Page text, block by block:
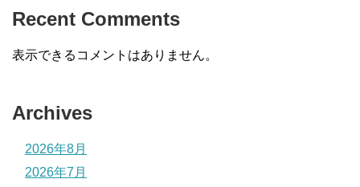
Recent Comments
表示できるコメントはありません。
Archives
2026年8月
2026年7月